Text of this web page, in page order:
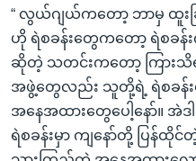
“ လွယ်ဂျယ်ကတော့ ဘာမှ ထူးခ
ဟို ရဲစခန်းတွေကတော့ ရဲစခ
ဆိုတဲ့ သတင်းကတော့ ကြားသိရ
အဖွဲ့တွေလည်း သူတို့ရဲ့ ရဲစခန်
အနေအထားတွေပေါ့နော်။ အဲဒ
ရဲစခန်းမှာ ကျနော်တို့ ပြန်